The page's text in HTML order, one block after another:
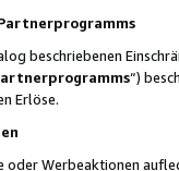
beschriebenen
“)
Erlöse.
Werbeaktionen